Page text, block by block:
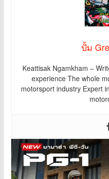
ปั้ม
Keattisak Ngamkham –
experience The whole
motorsport industry Expert